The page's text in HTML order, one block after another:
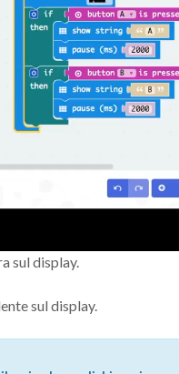
sul display.
sul display.